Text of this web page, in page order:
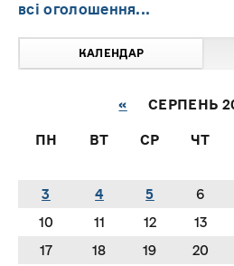
всі оголошення...
КАЛЕНДАР
« СЕРПЕНЬ
ПН ВТ СР ЧТ
3
4 5 6
10
11 12 13
17
18 19 20